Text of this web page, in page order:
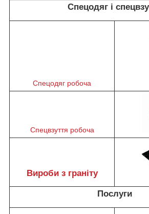
Спецодяг і
Спецодяг робоча
Спецвзуття робоча
Вироби з граніту
Послуги